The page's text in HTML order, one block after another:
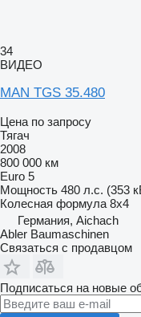
34
ВИДЕО
MAN TGS 35.480
Цена по запросу
Тягач
2008
800 000 км
Euro 5
Мощность 480 л.с. (353
Колесная формула 8x4
Германия, Aichach
Abler Baumaschinen
Связаться с продавцом
Подписаться на новые